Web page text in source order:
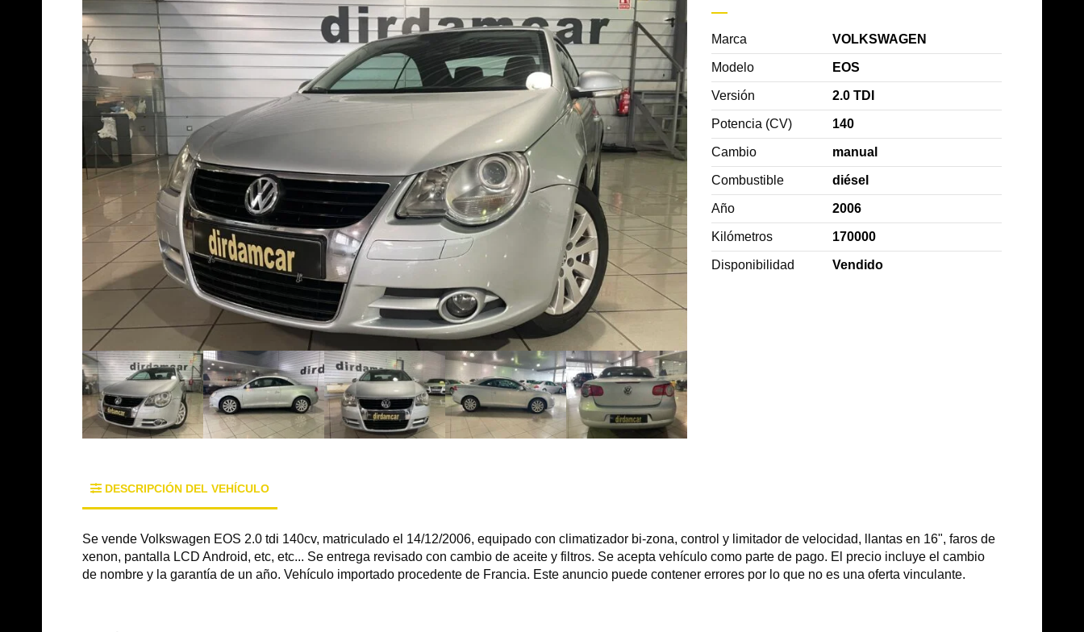
Marca VOLKSWAGEN
Modelo EOS
Versión 2.0 TDI
Potencia (CV) 140
Cambio manual
Combustible diésel
Año 2006
Kilómetros 170000
Disponibilidad Vendido
DESCRIPCIÓN DEL VEHÍCULO
Se vende Volkswagen EOS 2.0 tdi 140cv, matriculado el 14/12/2006, equipado con climatizador bi-zona, control y limitador de velocidad, llantas en 16", faros de
xenon, pantalla LCD Android, etc, etc... Se entrega revisado con cambio de aceite y filtros. Se acepta vehículo como parte de pago. El precio incluye el cambio
de nombre y la garantía de un año. Vehículo importado procedente de Francia. Este anuncio puede contener errores por lo que no es una oferta vinculante.